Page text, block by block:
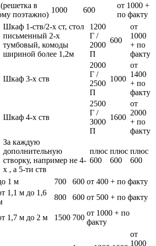
в
поэтажно)
1000 600
от 1000 +
по факту
Шкаф 1-ств/2-х ст, стол
письменный 2-х
тумбовый, комоды
шириной более 1,2м
1200
Г /
2000
П
600
от
1000
+ по
факту
Шкаф 3-х ств
2000
Г /
2500
П
1000
от
1400
+ по
факту
Шкаф 4-х ств
2500
Г /
3000
П
1600
от
2000
+ по
факту
За каждую
дополнительную
створку, например не 4-
х , а 5-ти ств
плюс
600
плюс
600
плюс
600
1 м 700 600 от 400 + по факту
1,1 м до 1,6
800 600 от 500 + по факту
1,7 м до 2 м 1500 700
от 1000 + по
факту
от
1000